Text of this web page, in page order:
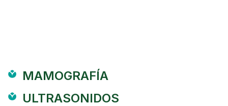
MAMOGRAFÍA
ULTRASONIDOS